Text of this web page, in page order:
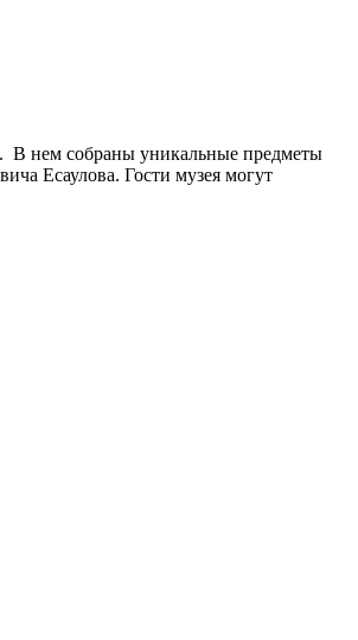
В нем собраны уникальные предметы
Есаулова. Гости музея могут